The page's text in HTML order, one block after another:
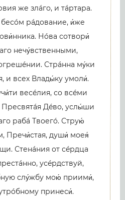
же злáго, и тáртара.
рáдование, и́же
Нóва сотвори́
нечу́вственными,
Стрáнна му́ки
и всех Влады́ку умоли́.
весéлия, со всéми
Дéво, услы́ши
рабá Твоегó. Струю́
Пречи́стая, души́ моея́
Стенáния от сéрдца
усéрдствуй,
слу́жбу мою́ приими́,
принеси́.